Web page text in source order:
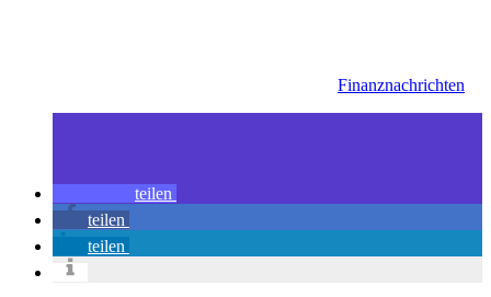
Finanznachrichten
teilen
teilen
teilen